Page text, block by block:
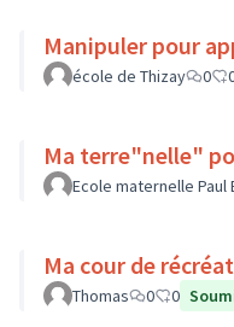
Manipuler pour
école de Thizay 0
Ma terre"nelle"
Ecole maternelle Paul
Ma cour de
Thomas 0 0